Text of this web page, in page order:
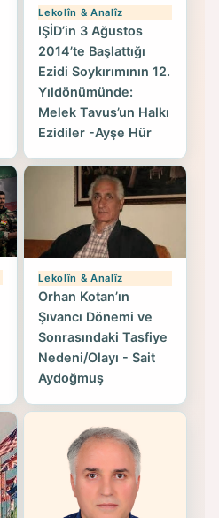
Lekolîn & Analîz
IŞİD’in 3 Ağustos
2014’te Başlattığı
Ezidi Soykırımının 12.
Yıldönümünde:
Melek Tavus’un Halkı
Ezidiler -Ayşe Hür
Lekolîn & Analîz
Orhan Kotan’ın
Şıvancı Dönemi ve
Sonrasındaki Tasfiye
Nedeni/Olayı - Sait
Aydoğmuş